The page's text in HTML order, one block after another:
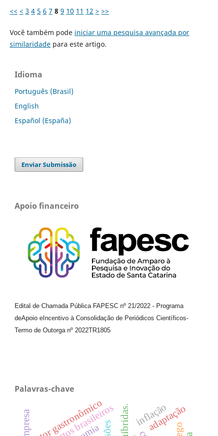
<< < 3 4 5 6 7 8 9 10 11 12 > >>
Você também pode iniciar uma pesquisa avançada por
similaridadepara este artigo.
Idioma
Português (Brasil)
English
Español (España)
Enviar Submissão
Apoio financeiro
Edital de Chamada Pública FAPESC nº 21/2022 - Programa
deApoio e Incentivo à Consolidação de Periódicos Científicos-
Termo de Outorga nº 2022TR1805
Palavras-chave
setor gastronômico adaptação
inflação